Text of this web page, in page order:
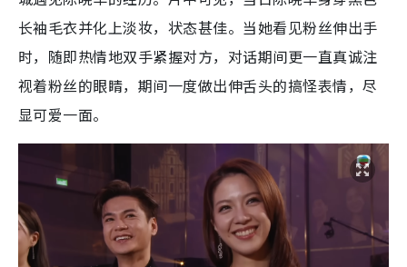
长袖毛衣并化上淡妆，状态甚佳。当她看见粉丝伸出手
时，随即热情地双手紧握对方，对话期间更一直真诚注
视着粉丝的眼睛，期间一度做出伸舌头的搞怪表情，尽
显可爱一面。